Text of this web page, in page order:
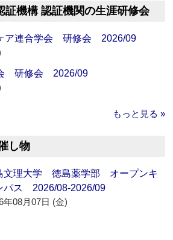
証機構 認証機関の生涯研修会
ア連合学会 研修会 2026/09
研修会 2026/09
もっと見る »
し物
文理大学 徳島薬学部 オープンキ
パス 2026/08-2026/09
年08月07日 (金)